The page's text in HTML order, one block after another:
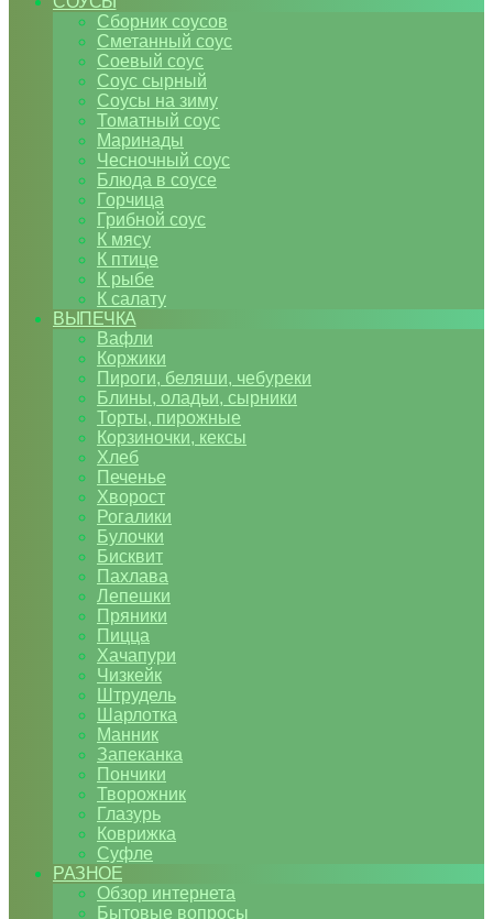
Сборник соусов
Сметанный соус
Соевый соус
Соус сырный
Соусы на зиму
Томатный соус
Маринады
Чесночный соус
Блюда в соусе
Горчица
Грибной соус
К мясу
К птице
К рыбе
К салату
ВЫПЕЧКА
Вафли
Коржики
Пироги, беляши, чебуреки
Блины, оладьи, сырники
Торты, пирожные
Корзиночки, кексы
Хлеб
Печенье
Хворост
Рогалики
Булочки
Бисквит
Пахлава
Лепешки
Пряники
Пицца
Хачапури
Чизкейк
Штрудель
Шарлотка
Манник
Запеканка
Пончики
Творожник
Глазурь
Коврижка
Суфле
РАЗНОЕ
Обзор интернета
Бытовые вопросы